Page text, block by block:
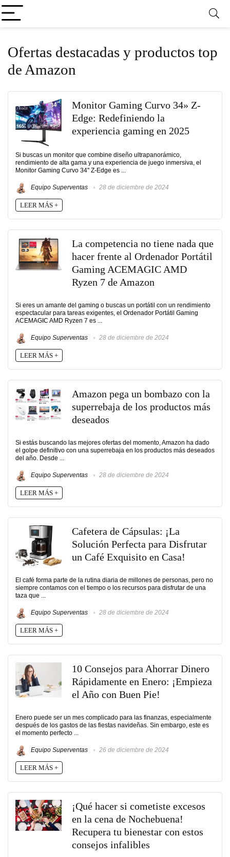
Ofertas destacadas y productos top
de Amazon
Monitor Gaming Curvo 34» Z-
Edge: Redefiniendo la
experiencia gaming en 2025
Si buscas un monitor que combine diseño ultrapanorámico,
rendimiento de alta gama y una experiencia de juego inmersiva, el
Monitor Gaming Curvo 34'' Z-Edge es ...
Equipo Superventas 28 de diciembre de 2024
LEER MÁS +
La competencia no tiene nada que
hacer frente al Ordenador Portátil
Gaming ACEMAGIC AMD
Ryzen 7 de Amazon
Si eres un amante del gaming o buscas un portátil con un rendimiento
espectacular para tareas exigentes, el Ordenador Portátil Gaming
ACEMAGIC AMD Ryzen 7 es ...
Equipo Superventas 28 de diciembre de 2024
LEER MÁS +
Amazon pega un bombazo con la
superrebaja de los productos más
deseados
Si estás buscando las mejores ofertas del momento, Amazon ha dado
el golpe definitivo con una superrebaja en los productos más deseados
del año. Desde ...
Equipo Superventas 28 de diciembre de 2024
LEER MÁS +
Cafetera de Cápsulas: ¡La
Solución Perfecta para Disfrutar
un Café Exquisito en Casa!
El café forma parte de la rutina diaria de millones de personas, pero no
siempre contamos con el tiempo o los recursos para disfrutar de una
taza que ...
Equipo Superventas 28 de diciembre de 2024
LEER MÁS +
10 Consejos para Ahorrar Dinero
Rápidamente en Enero: ¡Empieza
el Año con Buen Pie!
Enero puede ser un mes complicado para las finanzas, especialmente
después de los gastos de las fiestas navideñas. Sin embargo, este es
el momento perfecto ...
Equipo Superventas 26 de diciembre de 2024
LEER MÁS +
¡Qué hacer si cometiste excesos
en la cena de Nochebuena!
Recupera tu bienestar con estos
consejos infalibles